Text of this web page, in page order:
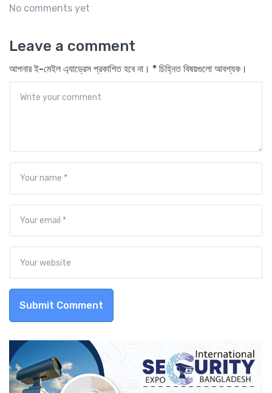
No comments yet
Leave a comment
আপনার ই-মেইল এ্যাড্রেস প্রকাশিত হবে না। * চিহ্নিত বিষয়গুলো আবশ্যক।
Submit Comment